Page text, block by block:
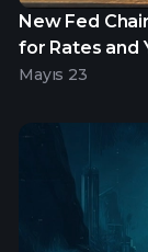
New Fed
for Rates and
Mayıs 23